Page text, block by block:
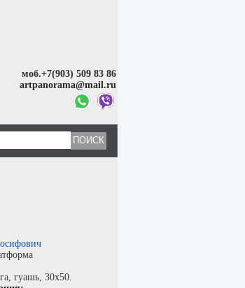
моб.+7(903) 509 83 86
artpanorama@mail.ru
, гуашь, 30x50.